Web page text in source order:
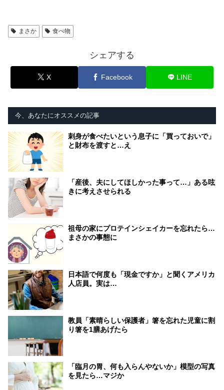
まさか 食べ物
シェアする
X Facebook LINE
今、あなたにオススメの記事
刺身が食べたいという息子に「買っておいで」
と財布を渡すと…え
「産後、夫にしてほしかった事って…」ある呟
きに考えさせられる
祖母の家にプロテインシェイカーを忘れたら…
まさかの事態に
日本語で何度も「現金ですか」と聞くアメリカ
人店員。実は…
教員「素晴らしい保護者」箸を忘れた児童に割
り箸を1膳あげたら
「臨月の胃、何も入らんやないか」模型の写真
を見たら…マジか